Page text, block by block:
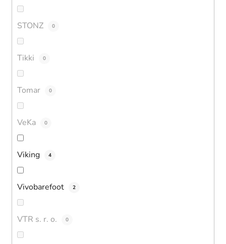
STONZ 0
Tikki 0
Tomar 0
VeKa 0
Viking 4
Vivobarefoot 2
VTR s. r. o. 0